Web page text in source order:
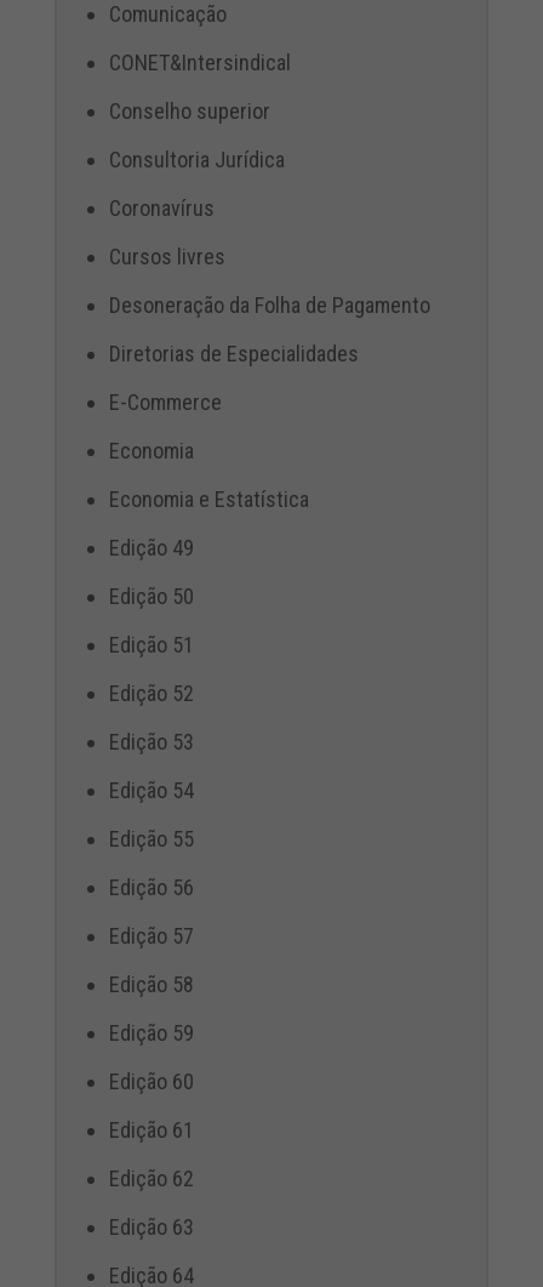
Comunicação
CONET&Intersindical
Conselho superior
Consultoria Jurídica
Coronavírus
Cursos livres
Desoneração da Folha de Pagamento
Diretorias de Especialidades
E-Commerce
Economia
Economia e Estatística
Edição 49
Edição 50
Edição 51
Edição 52
Edição 53
Edição 54
Edição 55
Edição 56
Edição 57
Edição 58
Edição 59
Edição 60
Edição 61
Edição 62
Edição 63
Edição 64